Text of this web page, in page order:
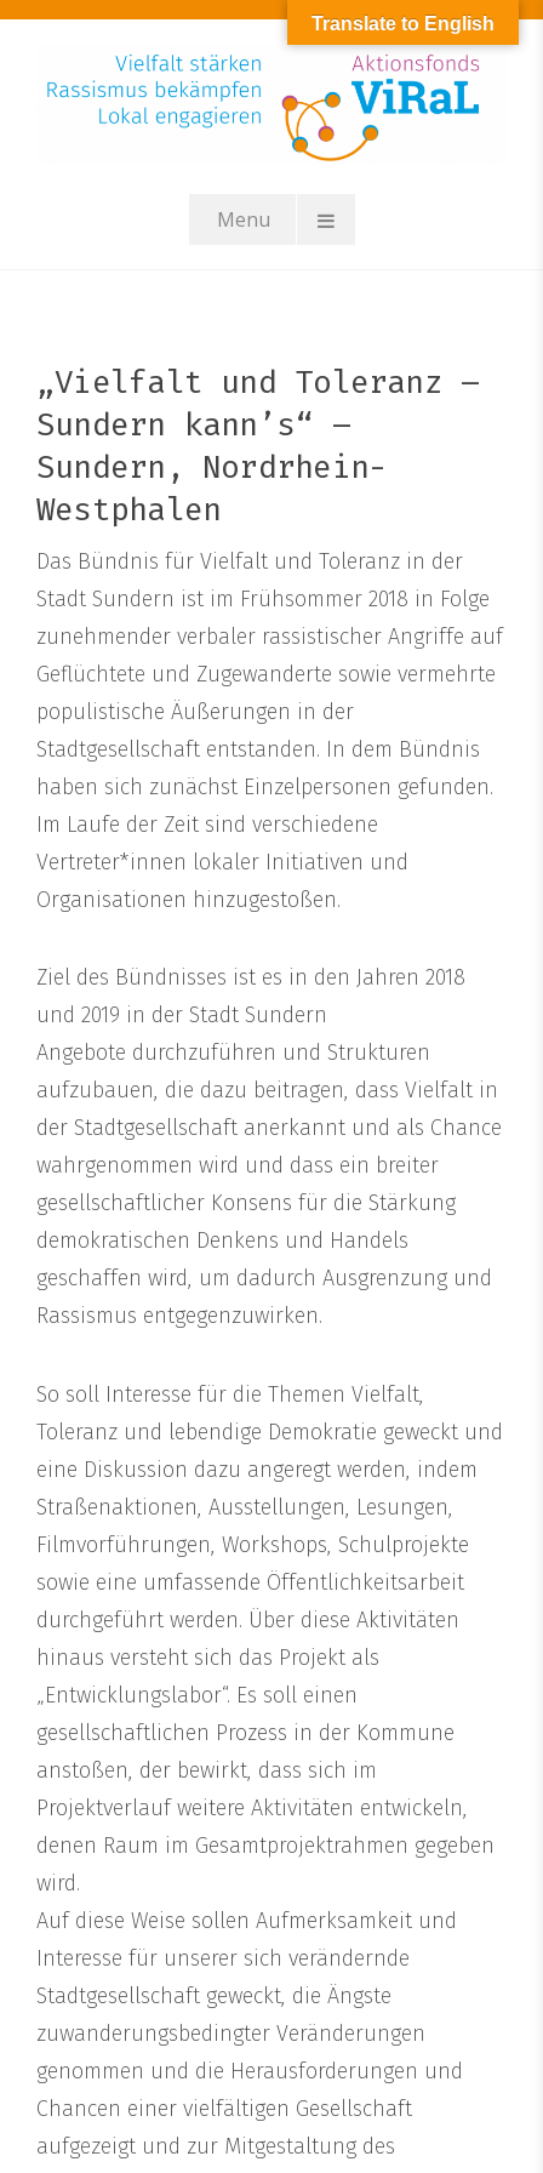
Skip
content
Menu
„Vielfalt und Toleranz –
Sundern kann’s“ –
Sundern, Nordrhein-
Westphalen
Das Bündnis für Vielfalt und Toleranz in der
Stadt Sundern ist im Frühsommer 2018 in Folge
zunehmender verbaler rassistischer Angriffe auf
Geflüchtete und Zugewanderte sowie vermehrte
populistische Äußerungen in der
Stadtgesellschaft entstanden. In dem Bündnis
haben sich zunächst Einzelpersonen gefunden.
Im Laufe der Zeit sind verschiedene
Vertreter*innen lokaler Initiativen und
Organisationen hinzugestoßen.
Ziel des Bündnisses ist es in den Jahren 2018
und 2019 in der Stadt Sundern
Angebote durchzuführen und Strukturen
aufzubauen, die dazu beitragen, dass Vielfalt in
der Stadtgesellschaft anerkannt und als Chance
wahrgenommen wird und dass ein breiter
gesellschaftlicher Konsens für die Stärkung
demokratischen Denkens und Handels
geschaffen wird, um dadurch Ausgrenzung und
Rassismus entgegenzuwirken.
So soll Interesse für die Themen Vielfalt,
Toleranz und lebendige Demokratie geweckt und
eine Diskussion dazu angeregt werden, indem
Straßenaktionen, Ausstellungen, Lesungen,
Filmvorführungen, Workshops, Schulprojekte
sowie eine umfassende Öffentlichkeitsarbeit
durchgeführt werden. Über diese Aktivitäten
hinaus versteht sich das Projekt als
„Entwicklungslabor“. Es soll einen
gesellschaftlichen Prozess in der Kommune
anstoßen, der bewirkt, dass sich im
Projektverlauf weitere Aktivitäten entwickeln,
denen Raum im Gesamtprojektrahmen gegeben
wird.
Auf diese Weise sollen Aufmerksamkeit und
Interesse für unserer sich verändernde
Stadtgesellschaft geweckt, die Ängste
zuwanderungsbedingter Veränderungen
genommen und die Herausforderungen und
Chancen einer vielfältigen Gesellschaft
aufgezeigt und zur Mitgestaltung des
Translate to English